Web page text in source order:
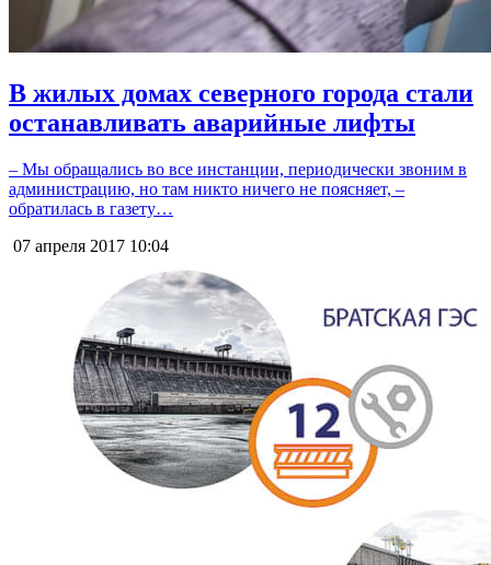
В жилых домах северного города стали
останавливать аварийные лифты
– Мы обращались во все инстанции, периодически звоним в
администрацию, но там никто ничего не поясняет, –
обратилась в газету…
07 апреля 2017 10:04